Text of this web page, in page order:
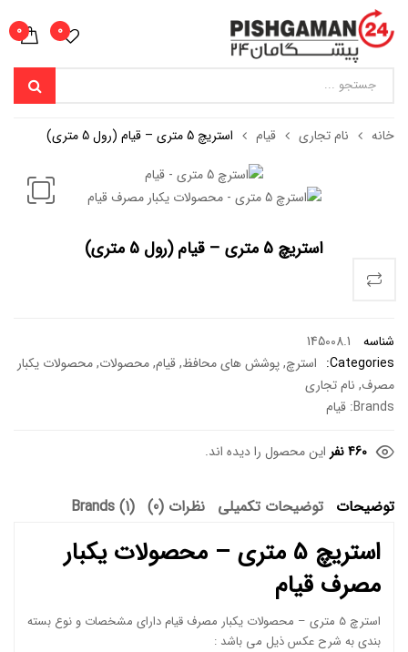
0
0
خانه نام تجاری قیام استریچ 5 متری – قیام (رول 5 متری)
استریچ 5 متری – قیام (رول 5 متری)
شناسه
145008.1
Categories:
استرچ,پوشش های محافظ,قیام,محصولات,محصولات یکبار
مصرف, نام تجاری
Brands: قیام
460 نفر این محصول را دیده اند.
توضیحات توضیحات تکمیلی نظرات (0) Brands (1)
استریچ 5 متری – محصولات یکبار
مصرف قیام
استرچ 5 متری – محصولات یکبار مصرف قیام دارای مشخصات و نوع بسته
بندی به شرح عکس ذیل می باشد :